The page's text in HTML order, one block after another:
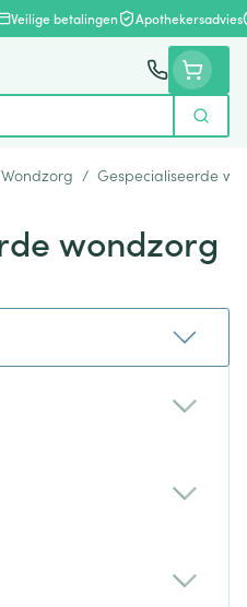
Veilige betalingen Apothekersadvies
Zoek
Wondzorg / Gespecialiseerde
wondzorg